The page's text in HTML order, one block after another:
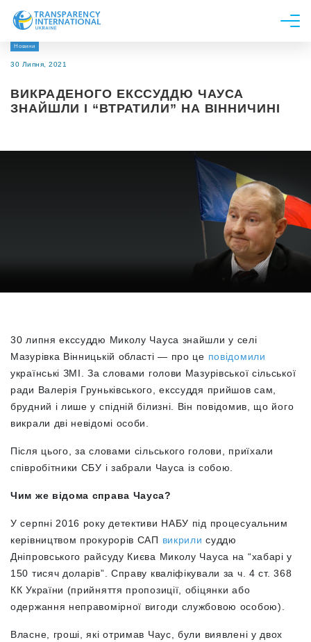
Про нас
Дослідження
Долучитися
Новини
30 Липня, 2021
ВИКРАДЕНОГО ЕКССУДДЮ ЧАУСА
ЗНАЙШЛИ І “ВТРАТИЛИ” НА ВІННИЧИНІ
30 липня екссуддю Миколу Чауса знайшли у селі
Мазурівка Вінницькій області — про це повідомили
українські ЗМІ. За словами голови Мазурівської сільської
ради Валерія Груньківського, екссуддя прийшов сам,
брудний і лише у спідній білизні. Він повідомив, що його
викрали дві невідомі особи.
Після цього, за словами сільського голови, приїхали
співробітники СБУ і забрали Чауса із собою.
Чим же відома справа Чауса?
У серпні 2016 року детективи НАБУ під процесуальним
керівництвом прокурорів САП викрили суддю
Дніпровського райсуду Києва Миколу Чауса на “хабарі у
150 тисяч доларів”. Справу кваліфікували за ч. 4 ст. 368
КК України (прийняття пропозиції, обіцянки або
одержання неправомірної вигоди службовою особою).
Власне, гроші, які отримав Чаус, були виявлені у двох